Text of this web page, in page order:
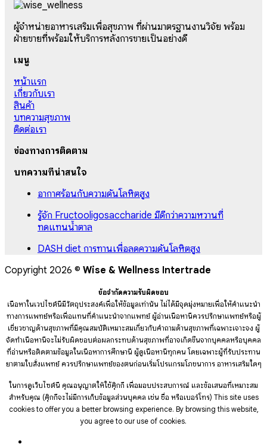
ผู้จำหน่ายอาหารเสริมเพื่อสุขภาพ ที่ผ่านมาตรฐานงานวิจัย พร้อม
ฝ่ายขายที่พร้อมให้บริการหลังการขายเป็นอย่างดี
เมนู
หน้าแรก
เกี่ยวกับเรา
สินค้า
บทความสุขภาพ
ติดต่อเรา
ช่องทางการติดตาม
บทความที่น่าสนใจ
อากาศร้อนกับความดันโลหิตสูง
รู้จัก Fructooligosaccharide มีดีกว่าความหวานที่
ทดแทนน้ำตาล
DASH diet การทานเพื่อลดความดันโลหิตสูง
Copyright 2026 © Wise & Wellness Intertrade
ข้อจำกัดความรับผิดชอบ
เนื้อหาในเวปไซต์นี้มีวัตถุประสงค์เพื่อให้ข้อมูลเท่านั้น ไม่ได้มีจุดมุ่งหมายเพื่อให้คำแนะนำ
ทางการแพทย์หรือเพื่อแทนที่คำแนะนำจากแพทย์ ผู้อ่านเนื้อหานี้ควรปรึกษาแพทย์หรือผู้
เชี่ยวชาญด้านสุขภาพที่มีคุณสมบัติเหมาะสมเกี่ยวกับคำถามด้านสุขภาพที่เฉพาะเจาะจง ผู้
จัดทำเนื้อหานี้จะไม่รับผิดชอบต่อผลกระทบด้านสุขภาพที่อาจเกิดขึ้นจากบุคคลหรือบุคคล
ที่อ่านหรือติดตามข้อมูลในเนื้อหาการศึกษานี้ ผู้ดูเนื้อหานี้ทุกคน โดยเฉพาะผู้ที่รับประทาน
ยาตามใบสั่งแพทย์ ควรปรึกษาแพทย์ของตนก่อนเริ่มโปรแกรมโภชนาการ อาหารเสริมใดๆ
ในการดูเว็บไซต์นี้ คุณอนุญาตให้ใช้คุ๊กกี้ เพื่อมอบประสบการณ์ และข้อเสนอที่เหมาะสม
สำหรับคุณ (คุ๊กกี้จะไม่มีการเก็บข้อมูลส่วนบุคคล เช่น ชื่อ หรือเบอร์โทร) This site uses
cookies to offer you a better browsing experience. By browsing this website,
you agree to our use of cookies.